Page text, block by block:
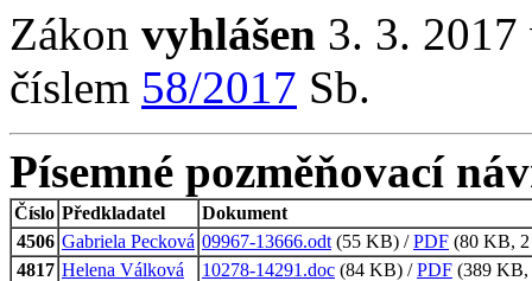
Zákon vyhlášen 3. 3. 2017
číslem 58/2017 Sb.
Písemné pozměňovací
Číslo Předkladatel
Dokument
4506 Gabriela Pecková 09967-13666.odt (55 KB) /PDF (80 KB, 2
4817 Helena Válková 10278-14291.doc (84 KB) /PDF (389 KB,